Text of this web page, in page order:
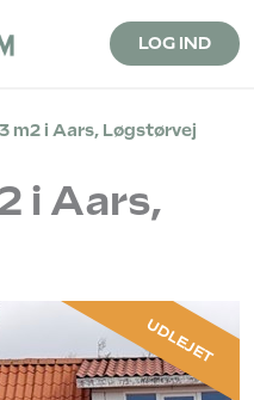
LOG IND
m2 i Aars, Løgstørvej
i Aars,
UDLEJET